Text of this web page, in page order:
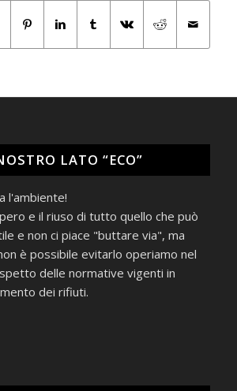
LATO “ECO”
l'ambiente!
e il riuso di tutto quello che può
e non ci piace "buttare via", ma
è possibile evitarlo operiamo nel
delle normative vigenti in
dei rifiuti.